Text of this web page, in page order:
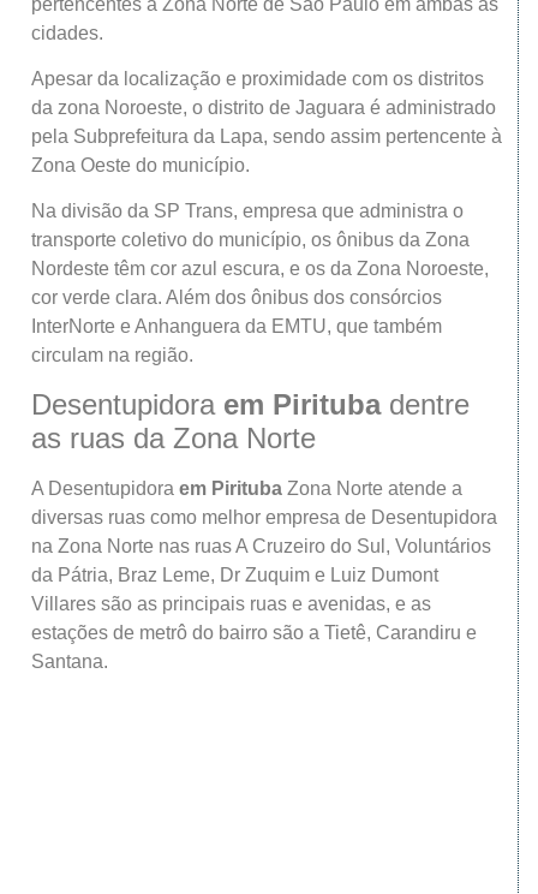
cidades.
Apesar da localização e proximidade com os distritos
da zona Noroeste, o distrito de Jaguara é administrado
pela Subprefeitura da Lapa, sendo assim pertencente à
Zona Oeste do município.
Na divisão da SP Trans, empresa que administra o
transporte coletivo do município, os ônibus da Zona
Nordeste têm cor azul escura, e os da Zona Noroeste,
cor verde clara. Além dos ônibus dos consórcios
InterNorte e Anhanguera da EMTU, que também
circulam na região.
Desentupidora em Piritubadentre
as ruas da Zona Norte
A Desentupidora em Pirituba Zona Norte atende a
diversas ruas como melhor empresa de Desentupidora
na Zona Norte nas ruas A Cruzeiro do Sul, Voluntários
da Pátria, Braz Leme, Dr Zuquim e Luiz Dumont
Villares são as principais ruas e avenidas, e as
estações de metrô do bairro são a Tietê, Carandiru e
Santana.